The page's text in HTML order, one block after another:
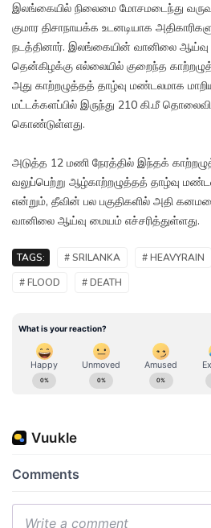
இலங்கையில் நிலைமை மோசமடைந்து
குமார திசாநாயக்க உடனடியாக
நடத்தினார். இலங்கையின் வானிலை ஆய்வு
தென்கிழக்கு எல்லையில் குறைந்த
அது காற்றழுத்தத் தாழ்வு மண்டலமாக
மட்டக்களப்பில் இருந்து 210 கி.மீ
கொண்டுள்ளது.
அடுத்த 12 மணி நேரத்தில் இந்தக்
வலுப்பெற்று ஆழ்காற்றழுத்தத் தாழ்வு
என்றும், தீவின் பல பகுதிகளில் அதி
வானிலை ஆய்வு மையம் எச்சரித்துள்ளது.
TAGS: # SRILANKA # HEAVYRAIN
# FLOOD
# DEATH